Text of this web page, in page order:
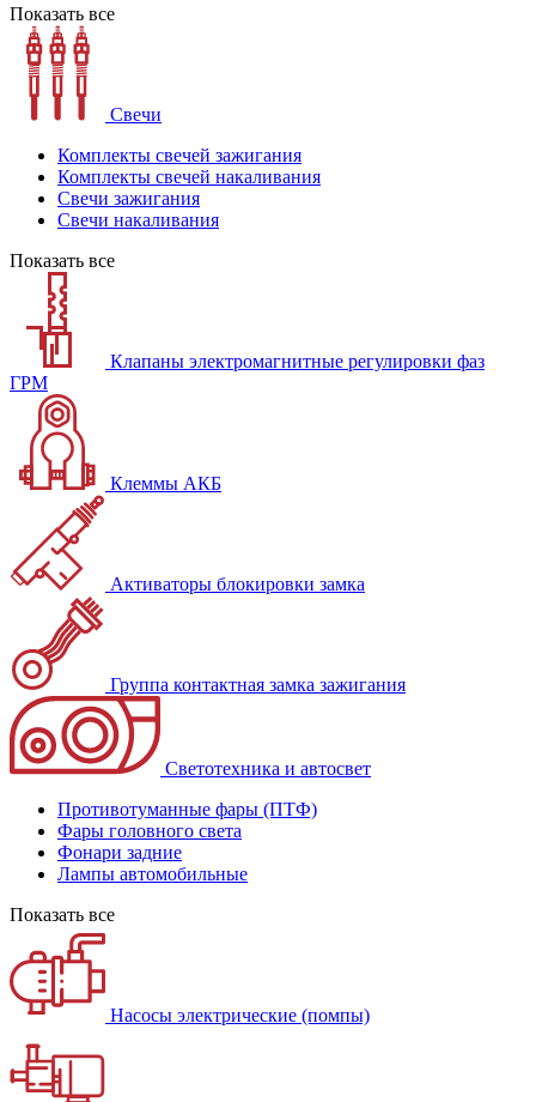
Показать все
Свечи
Комплекты свечей зажигания
Комплекты свечей накаливания
Свечи зажигания
Свечи накаливания
Показать все
Клапаны электромагнитные регулировки фаз
ГРМ
Клеммы АКБ
Активаторы блокировки замка
Группа контактная замка зажигания
Светотехника и автосвет
Противотуманные фары (ПТФ)
Фары головного света
Фонари задние
Лампы автомобильные
Показать все
Насосы электрические (помпы)